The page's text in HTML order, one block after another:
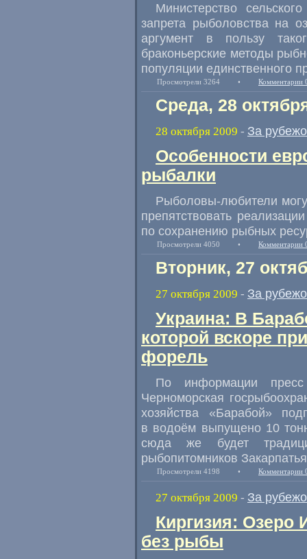
Министерство
запрета рыболовства на
аргумент в пользу
браконьерские методы
популяции единственного
Просмотрели 3264 • Комментарии
Среда, 28
28 октября 2009 - За
Особенности
рыбалки
Рыболовы-любители
препятствовать
по сохранению рыбных
Просмотрели 4050 • Комментарии
Вторник, 27
27 октября 2009 - За
Украина: В
которой вскоре
форель
По информации
Черноморская
хозяйства «Барабой»
в водоём выпущено 10
сюда же будет
рыбопитомников
Просмотрели 4198 • Комментарии
27 октября 2009 - За
Киргизия: Озеро
без рыбы